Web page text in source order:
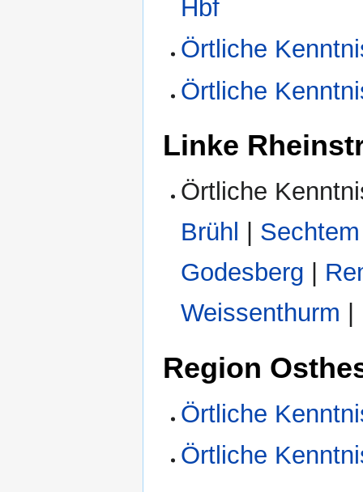
Hbf
Örtliche
Örtliche
Linke
Örtliche
Brühl
Sechtem
Godesberg
Weissenthurm
Region
Örtliche
Örtliche